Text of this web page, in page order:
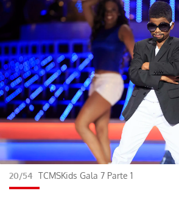
20/54 TCMSKids Gala 7 Parte 1